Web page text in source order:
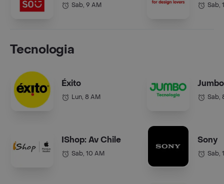
Sab, 9 AM Sab,
Tecnologia
Éxito
Lun, 8 AM
IShop: Av Chile
Sab, 10 AM
Jumbo
Sab,
Sony
Sab,